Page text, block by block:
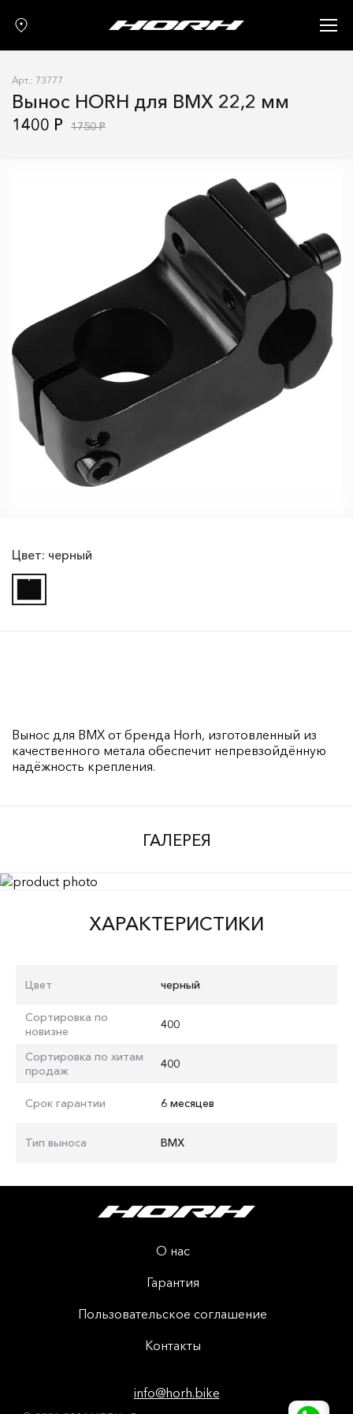
Запчасти
Аксессуары
О нас
Гарантия
Арт.: 73777
Вынос HORH для BMX 22,2 мм
1400 Р 1750 Р
Цвет: черный
Вынос для BMX от бренда Horh, изготовленный из
качественного метала обеспечит непревзойдённую
надёжность крепления.
ГАЛЕРЕЯ
ХАРАКТЕРИСТИКИ
Цвет черный
Сортировка по
новизне
400
Сортировка по хитам
продаж
400
Срок гарантии 6 месяцев
Тип выноса ВМХ
О нас
Гарантия
Пользовательское соглашение
Контакты
info@horh.bike